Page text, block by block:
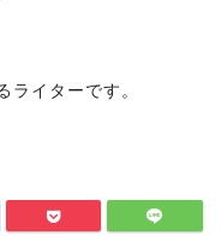
ライターです。